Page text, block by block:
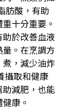
肪酸，有助
十分重要。
於改善血液
。在烹調方
，減少油炸
攝取和健康
減肥，也能
康。